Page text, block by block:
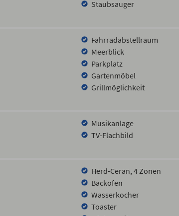
Staubsauger
Fahrradabstellraum
Meerblick
Parkplatz
Gartenmöbel
Grillmöglichkeit
Musikanlage
TV-Flachbild
Herd-Ceran, 4 Zonen
Backofen
Wasserkocher
Toaster